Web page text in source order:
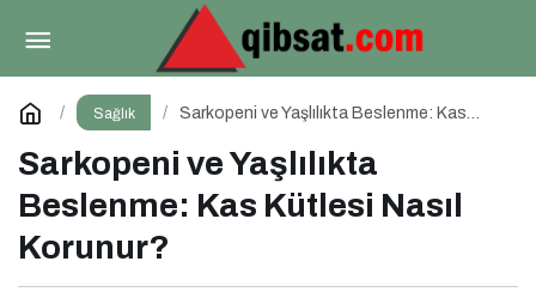
Sağlık
Sarkopeni ve Yaşlılıkta Beslenme: Kas
Sarkopeni ve Yaşlılıkta
Beslenme: Kas Kütlesi Nasıl
Korunur?
Zayıflama İğneleri: Mucize mi, Bilimsel Bir Araç
mı?Yorum Yap